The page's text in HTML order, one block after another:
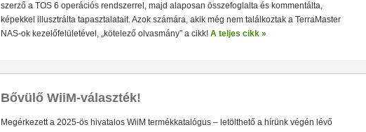
Solo 8K – 8K-s filmfájlok, YouTube videók lejátszása – Amlogic S928X 5+1
lemezfiók
– Blu-ray fájlok lejátszása menüvel – DSD-lejátszása akár 5.1
Dune HD jukebox-os kezelőfelület
szerző a TOS 6 operációs rendszerrel, majd alaposan összefoglalta és kommentálta,
képekkel illusztrálta tapasztalatait. Azok számára, akik még nem találkoztak a TerraMaster
NAS-ok kezelőfelületével, „kötelező olvasmány” a cikk! A teljes cikk »
Bővülő WiiM-választék!
Megérkezett a 2025-ös hivatalos WiiM termékkatalógus – letölthető a hírünk végén lévő